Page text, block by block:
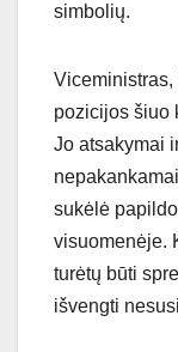
simbolių.
pozicijos šiuo
Jo atsakymai
sukėlė
visuomenėje.
turėtų būti
išvengti